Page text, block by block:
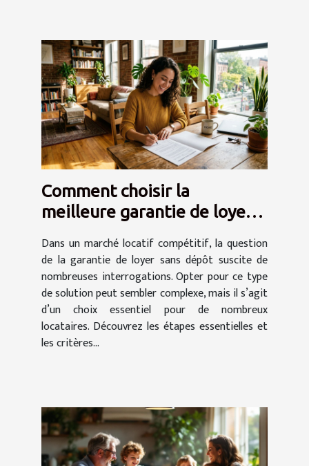
Comment choisir la
meilleure garantie de loyer
Dans un marché locatif compétitif, la question
de la garantie de loyer sans dépôt suscite de
nombreuses interrogations. Opter pour ce type
de solution peut sembler complexe, mais il s’agit
d’un choix essentiel pour de nombreux
locataires. Découvrez les étapes essentielles et
les critères...